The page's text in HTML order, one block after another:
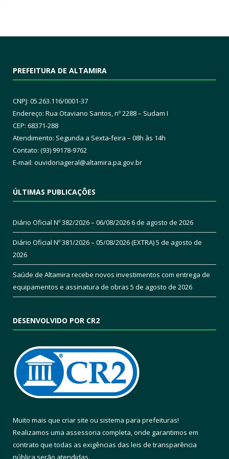
PREFEITURA DE ALTAMIRA
CNPJ: 05.263.116/0001-37
Endereço: Rua Otaviano Santos, nº 2288 – Sudam I
CEP: 68371-288
Atendimento: Segunda a Sexta-feira – 08h às 14h
Contato: (93) 99178-9762
E-mail: ouvidoriageral@altamira.pa.gov.br
ÚLTIMAS PUBLICAÇÕES
Diário Oficial Nº 382/2026 – 06/08/20266 de agosto de 2026
Diário Oficial Nº 381/2026 – 05/08/2026 (EXTRA)5 de agosto de
2026
Saúde de Altamira recebe novos investimentos com entrega de
equipamentos e assinatura de obras 5 de agosto de 2026
DESENVOLVIDO POR CR2
Muito mais que criar site ou sistema para prefeituras!
Realizamos uma assessoria completa, onde garantimos em
contrato que todas as exigências das leis de transparência
pública serão atendidas.